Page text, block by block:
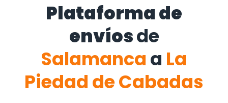
Plataforma de
envíosde
Salamanca a La
Piedad de Cabadas